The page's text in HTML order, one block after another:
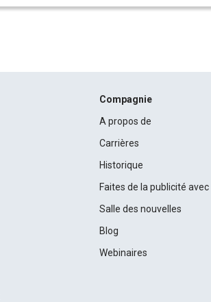
Compagnie
A propos de
Carrières
Historique
Faites de la publicité
Salle des nouvelles
Blog
Webinaires